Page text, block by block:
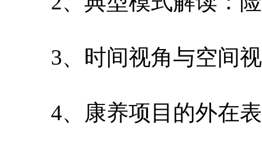
3、时间视角与空间视
4、康养项目的外在表